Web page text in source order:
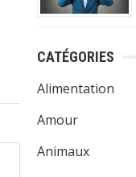
CATÉGORIES
Alimentation
Amour
Animaux